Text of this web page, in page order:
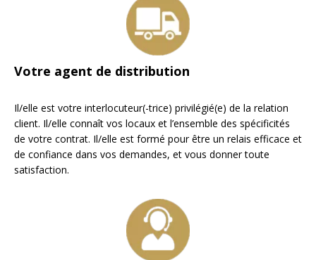
Votre agent de distribution
Il/elle est votre interlocuteur(-trice) privilégié(e) de la relation
client. Il/elle connaît vos locaux et l’ensemble des spécificités
de votre contrat. Il/elle est formé pour être un relais efficace et
de confiance dans vos demandes, et vous donner toute
satisfaction.